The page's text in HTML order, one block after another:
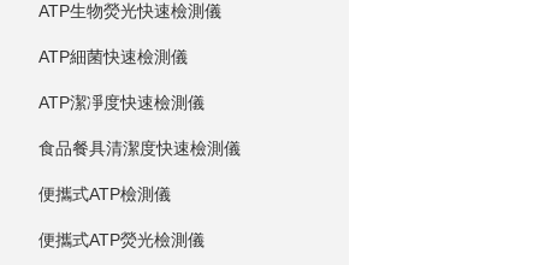
ATP生物熒光快速檢測儀
ATP細菌快速檢測儀
ATP潔凈度快速檢測儀
食品餐具清潔度快速檢測儀
便攜式ATP檢測儀
便攜式ATP熒光檢測儀